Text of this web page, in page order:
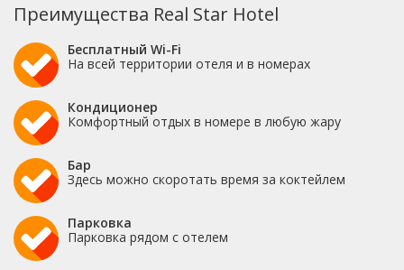
Преимущества Real Star Hotel
Бесплатный Wi-Fi
На всей территории отеля и в номерах
Кондиционер
Комфортный отдых в номере в любую жару
Бар
Здесь можно скоротать время за коктейлем
Парковка
Парковка рядом с отелем